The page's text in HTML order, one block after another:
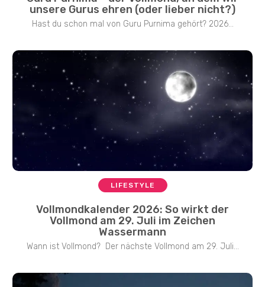
unsere Gurus ehren (oder lieber nicht?)
Hast du schon mal von Guru Purnima gehört? 2026...
LIFESTYLE
Vollmondkalender 2026: So wirkt der
Vollmond am 29. Juli im Zeichen
Wassermann
Wann ist Vollmond? Der nächste Vollmond am 29. Juli...